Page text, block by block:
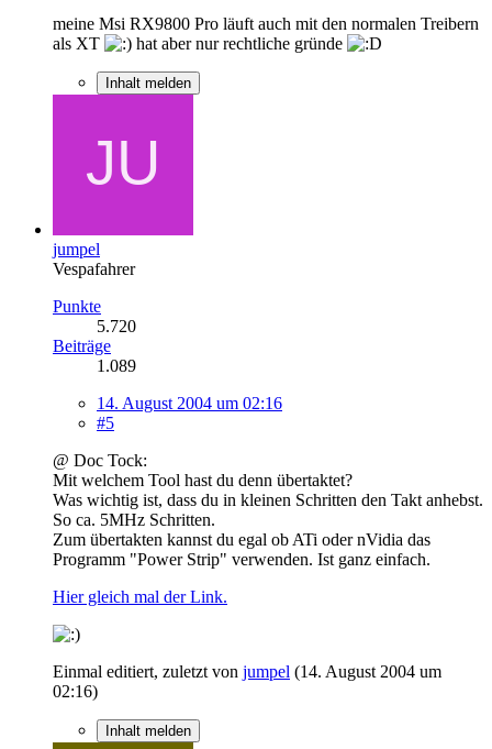
meine Msi RX9800 Pro läuft auch mit den normalen Treibern
als XT
hat aber nur rechtliche gründe
Inhalt melden
jumpel
Vespafahrer
Punkte
5.720
Beiträge
1.089
14. August 2004 um 02:16
#5
@ Doc Tock:
Mit welchem Tool hast du denn übertaktet?
Was wichtig ist, dass du in kleinen Schritten den Takt anhebst.
So ca. 5MHz Schritten.
Zum übertakten kannst du egal ob ATi oder nVidia das
Programm "Power Strip" verwenden. Ist ganz einfach.
Hier gleich mal der Link.
Einmal editiert, zuletzt von jumpel (14. August 2004 um
02:16)
Inhalt melden